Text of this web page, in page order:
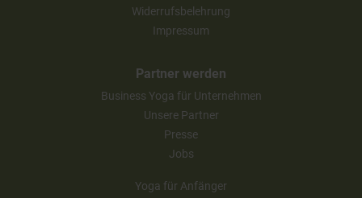
Widerrufsbelehrung
Impressum
Partner werden
Business Yoga für Unternehmen
Unsere Partner
Presse
Jobs
Yoga für Anfänger